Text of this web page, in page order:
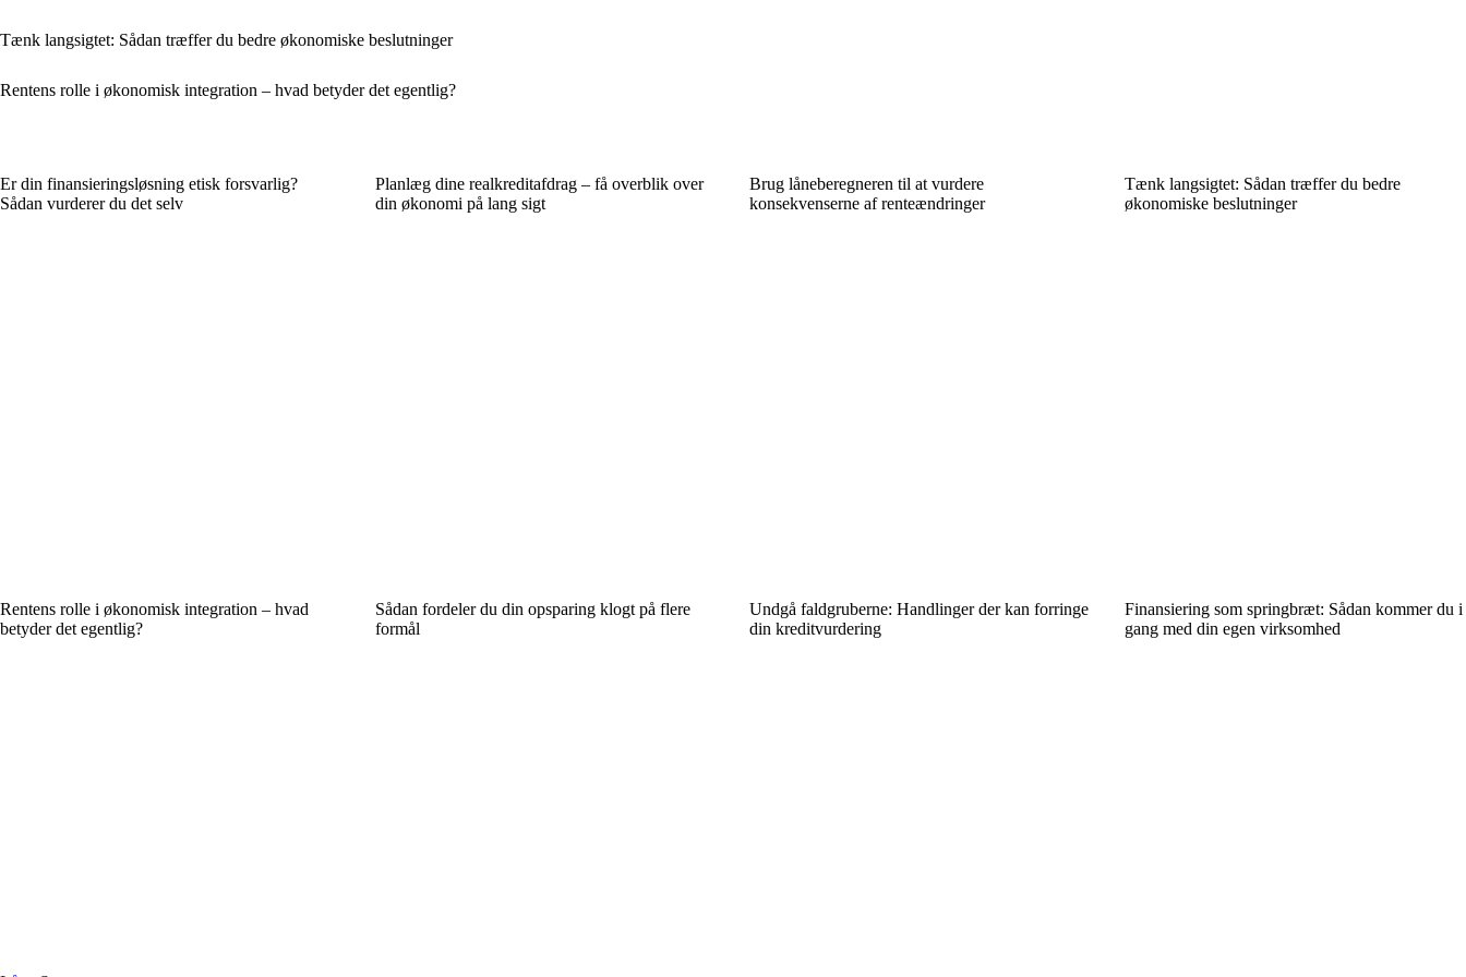
Tænk langsigtet: Sådan træffer du bedre økonomiske beslutninger
Rentens rolle i økonomisk integration – hvad betyder det egentlig?
Er din finansieringsløsning etisk forsvarlig?
Sådan vurderer du det selv
Planlæg dine realkreditafdrag – få overblik over
din økonomi på lang sigt
Brug låneberegneren til at vurdere
konsekvenserne af renteændringer
Tænk langsigtet: Sådan træffer du bedre
økonomiske beslutninger
Rentens rolle i økonomisk integration – hvad
betyder det egentlig?
Sådan fordeler du din opsparing klogt på flere
formål
Undgå faldgruberne: Handlinger der kan forringe
din kreditvurdering
Finansiering som springbræt: Sådan kommer du i
gang med din egen virksomhed